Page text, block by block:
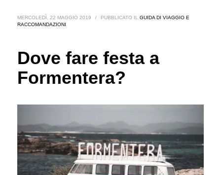
MERCOLEDÌ, 22 MAGGIO 2019 / PUBBLICATO IL GUIDA DI VIAGGIO E
RACCOMANDAZIONI
Dove fare festa a
Formentera?